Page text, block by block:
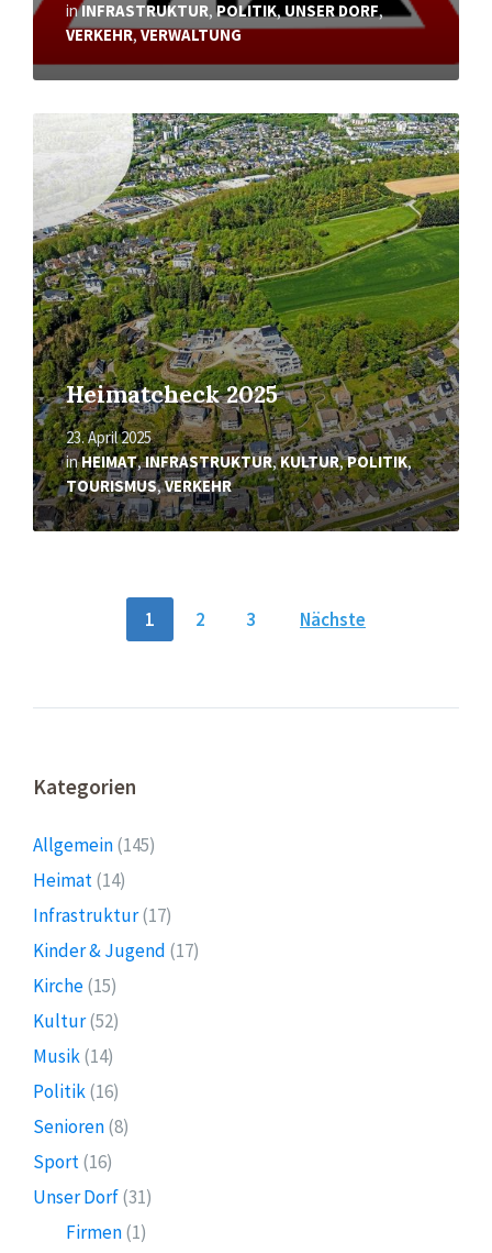
inINFRASTRUKTUR, POLITIK, UNSER DORF,
VERKEHR,VERWALTUNG
Heimatcheck 2025
23. April 2025
inHEIMAT,INFRASTRUKTUR,KULTUR,POLITIK,
TOURISMUS,VERKEHR
Mehr
erfahren
Seitennummerierung
Beiträge
1 2 3 Nächste
Kategorien
Allgemein(145)
Heimat(14)
Infrastruktur(17)
Kinder & Jugend (17)
Kirche(15)
Kultur(52)
Musik(14)
Politik(16)
Senioren(8)
Sport(16)
Unser Dorf(31)
Firmen(1)